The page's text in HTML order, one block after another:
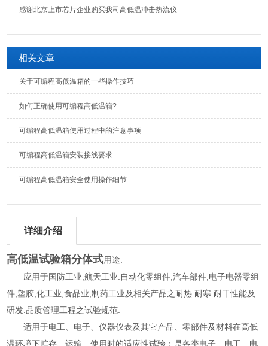
感谢北京上市芯片企业购买我司高低温冲击热流仪
相关文章
关于可编程高低温箱的一些操作技巧
如何正确使用可编程高低温箱?
可编程高低温箱使用过程中的注意事项
可编程高低温箱安装接线要求
可编程高低温箱安全使用操作细节
详细介绍
高低温试验箱分体式用途:
应用于国防工业,航天工业.自动化零组件,汽车部件,电子电器零组
件,塑胶,化工业,食品业,制药工业及相关产品之耐热.耐寒.耐干性能及
研发.品质管理工程之试验规范.
适用于电工、电子、仪器仪表及其它产品、零部件及材料在高低
温环境下贮存、运输、使用时的适应性试验；是各类电子、电工、电